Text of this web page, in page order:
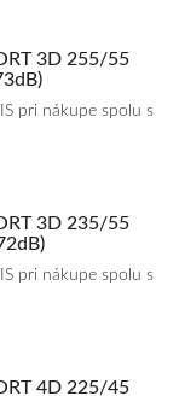
3D 255/55
pri nákupe spolu s
3D 235/55
pri nákupe spolu s
4D 225/45